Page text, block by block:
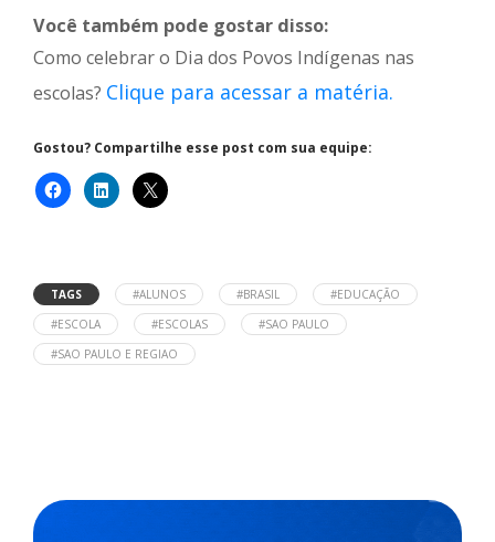
Você também pode gostar disso:
Como celebrar o Dia dos Povos Indígenas nas
escolas? Clique para acessar a matéria.
Gostou? Compartilhe esse post com sua equipe:
TAGS #ALUNOS #BRASIL
#EDUCAÇÃO
#ESCOLA
#ESCOLAS
#SAO PAULO
#SAO PAULO E REGIAO